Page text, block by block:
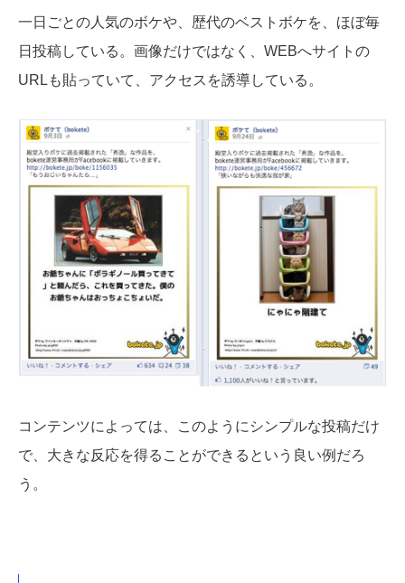
一日ごとの人気のボケや、歴代のベストボケを、ほぼ毎
日投稿している。画像だけではなく、WEBへサイトの
URLも貼っていて、アクセスを誘導している。
コンテンツによっては、このようにシンプルな投稿だけ
で、大きな反応を得ることができるという良い例だろ
う。